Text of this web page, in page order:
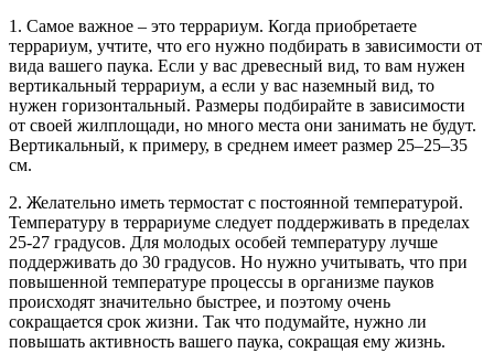
1. Самое важное – это террариум. Когда приобретаете
террариум, учтите, что его нужно подбирать в зависимости от
вида вашего паука. Если у вас древесный вид, то вам нужен
вертикальный террариум, а если у вас наземный вид, то
нужен горизонтальный. Размеры подбирайте в зависимости
от своей жилплощади, но много места они занимать не будут.
Вертикальный, к примеру, в среднем имеет размер 25–25–35
см.
2. Желательно иметь термостат с постоянной температурой.
Температуру в террариуме следует поддерживать в пределах
25-27 градусов. Для молодых особей температуру лучше
поддерживать до 30 градусов. Но нужно учитывать, что при
повышенной температуре процессы в организме пауков
происходят значительно быстрее, и поэтому очень
сокращается срок жизни. Так что подумайте, нужно ли
повышать активность вашего паука, сокращая ему жизнь.